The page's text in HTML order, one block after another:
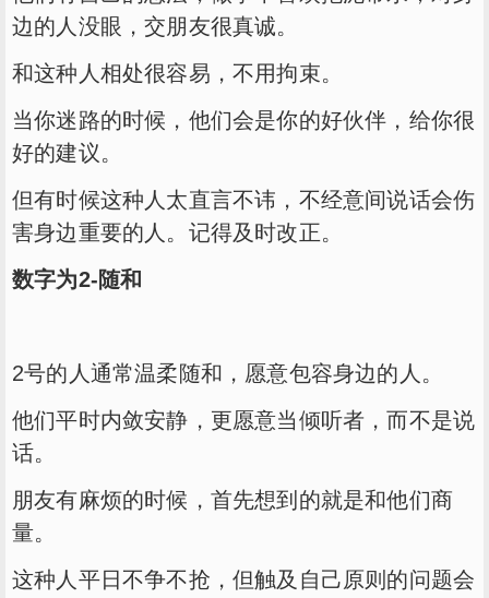
边的人没眼，交朋友很真诚。
和这种人相处很容易，不用拘束。
当你迷路的时候，他们会是你的好伙伴，给你很
好的建议。
但有时候这种人太直言不讳，不经意间说话会伤
害身边重要的人。记得及时改正。
数字为2-随和
2号的人通常温柔随和，愿意包容身边的人。
他们平时内敛安静，更愿意当倾听者，而不是说
话。
朋友有麻烦的时候，首先想到的就是和他们商
量。
这种人平日不争不抢，但触及自己原则的问题会